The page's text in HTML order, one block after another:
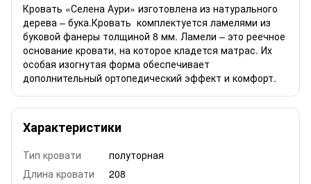
Кровать «Селена Аури» изготовлена из натурального
дерева – бука.Кровать комплектуется ламелями из
буковой фанеры толщиной 8 мм. Ламели – это реечное
основание кровати, на которое кладется матрас. Их
особая изогнутая форма обеспечивает
дополнительный ортопедический эффект и комфорт.
Характеристики
Тип кровати
полуторная
Длина кровати
208